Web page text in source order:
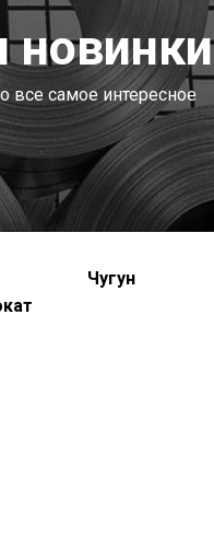
новинки
все самое интересное
Чугун